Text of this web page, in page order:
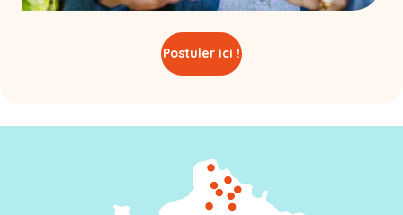
Postuler ici !